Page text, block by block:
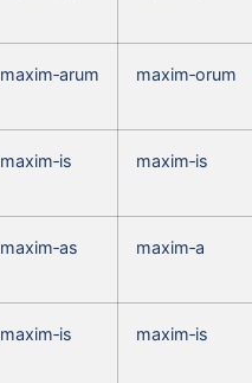
maxim‑arum maxim‑orum
maxim‑is maxim‑is
maxim‑as maxim‑a
maxim‑is maxim‑is